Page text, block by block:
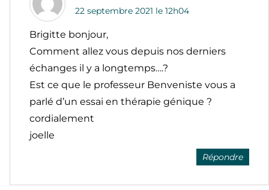
22 septembre 2021 le 12h04
Brigitte bonjour,
Comment allez vous depuis nos derniers
échanges il y a longtemps….?
Est ce que le professeur Benveniste vous a
parlé d’un essai en thérapie génique ?
cordialement
joelle
Répondre